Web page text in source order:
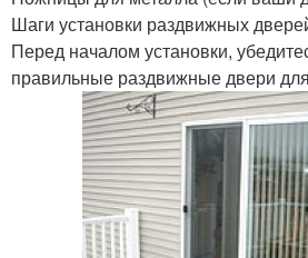
Шаги установки раздвижных
Перед началом установки,
правильные раздвижные двери